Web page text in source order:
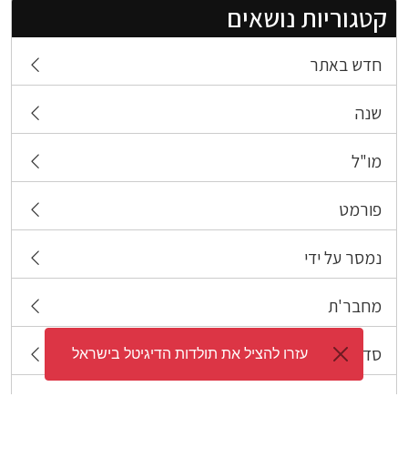
קטגוריות נושאים
חדש באתר
שנה
מו"ל
פורמט
נמסר על ידי
מחבר'ת
סדרה ​עזרו להציל את תולדות הדיגיטל בישראל